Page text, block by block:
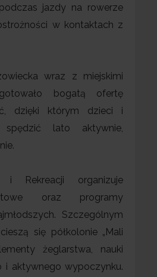
jazdy na rowerze
w kontaktach z
wraz z miejskimi
bogatą ofertę
dzięki którym dzieci i
spędzić lato aktywnie,
i Rekreacji organizuje
oraz programy
Szczególnym
się półkolonie „Mali
żeglarstwa, nauki
i aktywnego wypoczynku.